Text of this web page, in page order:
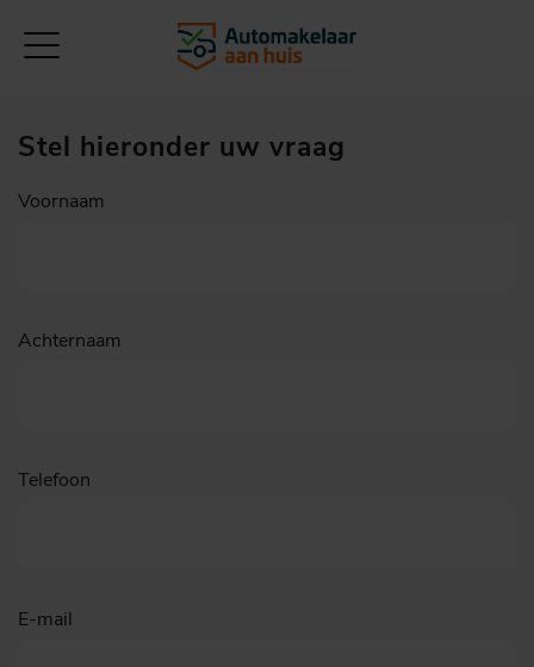
Stel hieronder uw vraag
Voornaam
Achternaam
Telefoon
E-mail